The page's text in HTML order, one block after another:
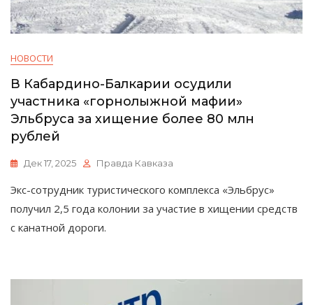
НОВОСТИ
В Кабардино-Балкарии осудили
участника «горнолыжной мафии»
Эльбруса за хищение более 80 млн
рублей
Дек 17, 2025 Правда Кавказа
Экс-сотрудник туристического комплекса «Эльбрус»
получил 2,5 года колонии за участие в хищении средств
с канатной дороги.